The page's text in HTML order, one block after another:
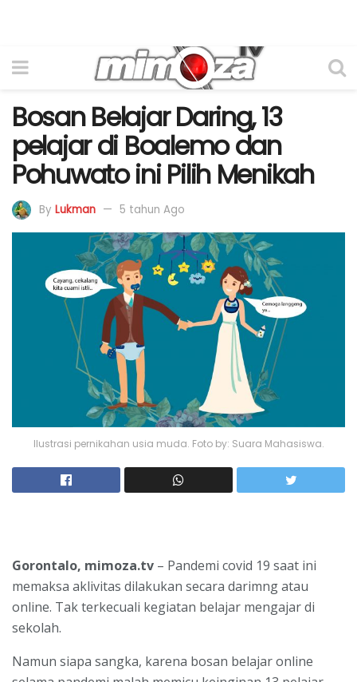
Bosan Belajar Daring, 13
pelajar di Boalemo dan
Pohuwato ini Pilih Menikah
By Lukman 5 tahun Ago
Ilustrasi pernikahan usia muda. Foto by: Suara Mahasiswa.
Gorontalo, mimoza.tv – Pandemi covid 19 saat ini
memaksa aklivitas dilakukan secara darimng atau
online. Tak terkecuali kegiatan belajar mengajar di
sekolah.
Namun siapa sangka, karena bosan belajar online